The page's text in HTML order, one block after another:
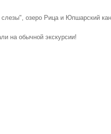
озеро Рица и Юпшарский
на обычной экскурсии!